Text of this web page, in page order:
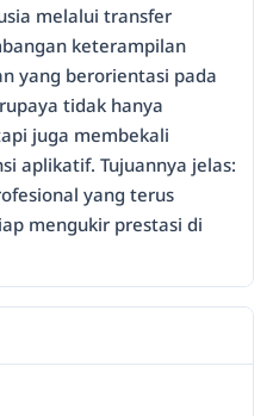
melalui transfer
keterampilan
yang berorientasi pada
tidak hanya
juga membekali
aplikatif. Tujuannya jelas:
yang terus
mengukir prestasi di